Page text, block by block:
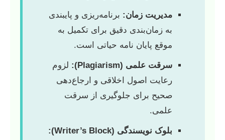
مدیریت زمان: برنامه‌ریزی و پایبندی
به زمان‌بندی دقیق برای تکمیل به
موقع پایان نامه حیاتی است.
سرقت علمی (Plagiarism):
لزوم
رعایت اصول اخلاقی و ارجاع‌دهی
صحیح برای جلوگیری از سرقت
علمی.
بلوک نویسندگی (Writer’s Block):